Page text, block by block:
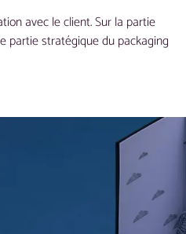
avec le client. Sur la partie
partie stratégique du packaging